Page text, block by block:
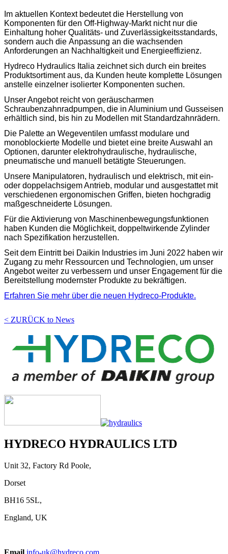
Im aktuellen Kontext bedeutet die Herstellung von
Komponenten für den Off-Highway-Markt nicht nur die
Einhaltung hoher Qualitäts- und Zuverlässigkeitsstandards,
sondern auch die Anpassung an die wachsenden
Anforderungen an Nachhaltigkeit und Energieeffizienz.
Hydreco Hydraulics Italia zeichnet sich durch ein breites
Produktsortiment aus, da Kunden heute komplette Lösungen
anstelle einzelner isolierter Komponenten suchen.
Unser Angebot reicht von geräuscharmen
Schraubenzahnradpumpen, die in Aluminium und Gusseisen
erhältlich sind, bis hin zu Modellen mit Standardzahnrädern.
Die Palette an Wegeventilen umfasst modulare und
monoblockierte Modelle und bietet eine breite Auswahl an
Optionen, darunter elektrohydraulische, hydraulische,
pneumatische und manuell betätigte Steuerungen.
Unsere Manipulatoren, hydraulisch und elektrisch, mit ein-
oder doppelachsigem Antrieb, modular und ausgestattet mit
verschiedenen ergonomischen Griffen, bieten hochgradig
maßgeschneiderte Lösungen.
Für die Aktivierung von Maschinenbewegungsfunktionen
haben Kunden die Möglichkeit, doppeltwirkende Zylinder
nach Spezifikation herzustellen.
Seit dem Eintritt bei Daikin Industries im Juni 2022 haben wir
Zugang zu mehr Ressourcen und Technologien, um unser
Angebot weiter zu verbessern und unser Engagement für die
Bereitstellung modernster Produkte zu bekräftigen.
Erfahren Sie mehr über die neuen Hydreco-Produkte.
< ZURÜCK to News
HYDRECO HYDRAULICS LTD
Unit 32, Factory Rd Poole,
Dorset
BH16 5SL,
England, UK